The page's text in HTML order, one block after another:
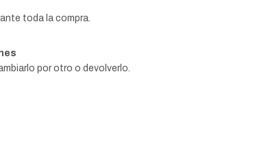
toda la compra.
por otro o devolverlo.